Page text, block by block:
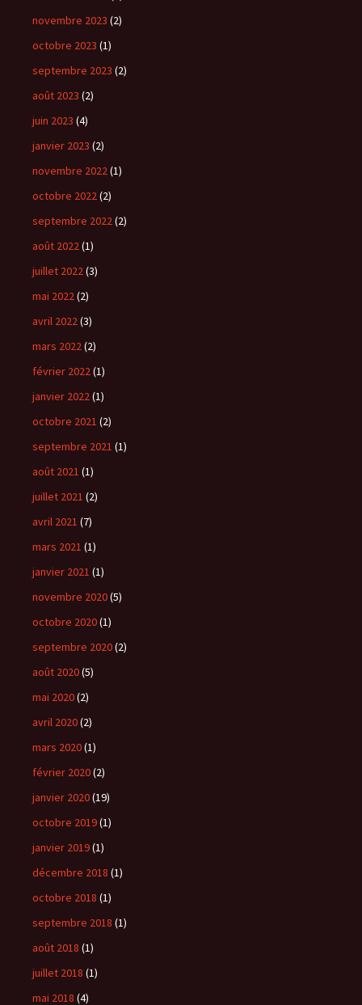
novembre 2023 (2)
octobre 2023 (1)
septembre 2023 (2)
août 2023 (2)
juin 2023 (4)
janvier 2023 (2)
novembre 2022(1)
octobre 2022(2)
septembre 2022(2)
août 2022(1)
juillet 2022(3)
mai 2022(2)
avril 2022(3)
mars 2022(2)
février 2022(1)
janvier 2022(1)
octobre 2021 (2)
septembre 2021 (1)
août 2021 (1)
juillet 2021 (2)
avril 2021 (7)
mars 2021 (1)
janvier 2021 (1)
novembre 2020(5)
octobre 2020(1)
septembre 2020(2)
août 2020(5)
mai 2020(2)
avril 2020(2)
mars 2020(1)
février 2020(2)
janvier 2020(19)
octobre 2019(1)
janvier 2019(1)
décembre 2018 (1)
octobre 2018 (1)
septembre 2018 (1)
août 2018 (1)
juillet 2018 (1)
mai 2018 (4)